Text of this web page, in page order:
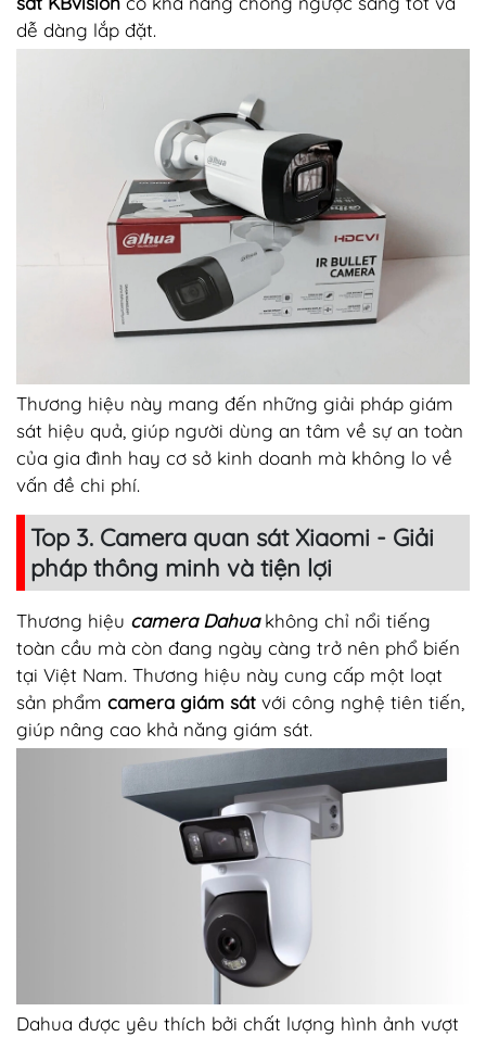
dễ dàng lắp đặt.
Thương hiệu này mang đến những giải pháp giám
sát hiệu quả, giúp người dùng an tâm về sự an toàn
của gia đình hay cơ sở kinh doanh mà không lo về
vấn đề chi phí.
Top 3. Camera quan sát Xiaomi - Giải
pháp thông minh và tiện lợi
Thương hiệu camera Dahuakhông chỉ nổi tiếng
toàn cầu mà còn đang ngày càng trở nên phổ biến
tại Việt Nam. Thương hiệu này cung cấp một loạt
sản phẩm camera giám sát với công nghệ tiên tiến,
giúp nâng cao khả năng giám sát.
Dahua được yêu thích bởi chất lượng hình ảnh vượt